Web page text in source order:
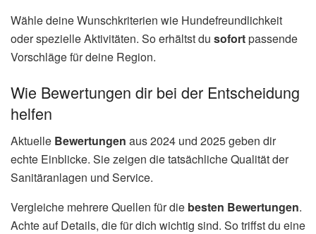
Wähle deine Wunschkriterien wie Hundefreundlichkeit
oder spezielle Aktivitäten. So erhältst du sofortpassende
Vorschläge für deine Region.
Wie Bewertungen dir bei der Entscheidung
helfen
Aktuelle Bewertungen aus 2024 und 2025 geben dir
echte Einblicke. Sie zeigen die tatsächliche Qualität der
Sanitäranlagen und Service.
Vergleiche mehrere Quellen für die besten Bewertungen.
Achte auf Details, die für dich wichtig sind. So triffst du eine